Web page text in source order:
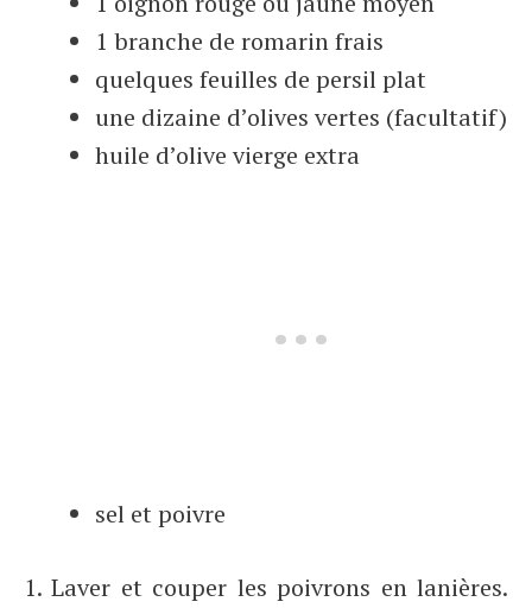
1 branche de romarin frais
quelques feuilles de persil plat
une dizaine d’olives vertes (facultatif)
huile d’olive vierge extra
sel et poivre
1. Laver et couper les poivrons en lanières.